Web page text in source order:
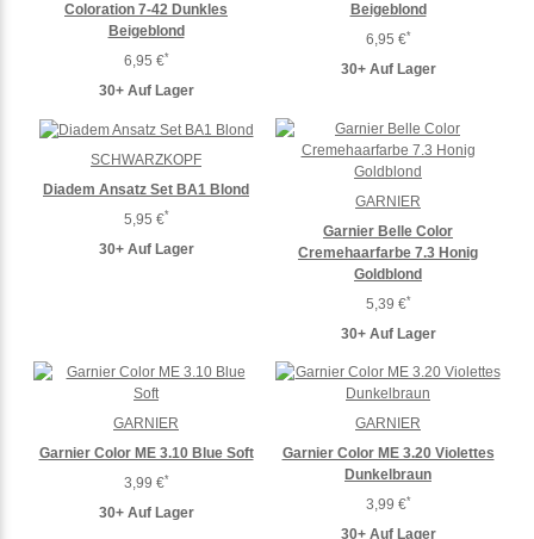
Coloration 7-42 Dunkles
Beigeblond
6,95 €*
30+ Auf Lager
Beigeblond
6,95 €*
30+ Auf Lager
Diadem Ansatz Set BA1 Blond
5,95 €*
30+ Auf Lager
SCHWARZKOPF
Garnier Belle Color
Cremehaarfarbe 7.3 Honig
Goldblond
5,39 €*
30+ Auf Lager
GARNIER
Garnier Color ME 3.10 Blue Soft
3,99 €*
30+ Auf Lager
GARNIER
Garnier Color ME 3.20 Violettes
Dunkelbraun
3,99 €*
30+ Auf Lager
GARNIER